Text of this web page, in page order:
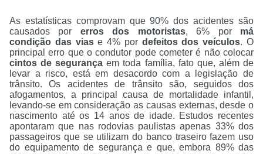
As estatísticas comprovam que 90% dos acidentes são
causados por erros dos motoristas, 6% por má
condição das viase 4% por defeitos dos veículos. O
principal erro que o condutor pode cometer é não colocar
cintos de segurança em toda família, fato que, além de
levar a risco, está em desacordo com a legislação de
trânsito. Os acidentes de trânsito são, seguidos dos
afogamentos, a principal causa de mortalidade infantil,
levando-se em consideração as causas externas, desde o
nascimento até os 14 anos de idade. Estudos recentes
apontaram que nas rodovias paulistas apenas 33% dos
passageiros que se utilizam do banco traseiro fazem uso
do equipamento de segurança e que, embora 89% das